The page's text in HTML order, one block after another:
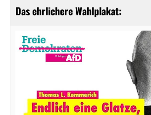
Das ehrlichere Wahlplakat: